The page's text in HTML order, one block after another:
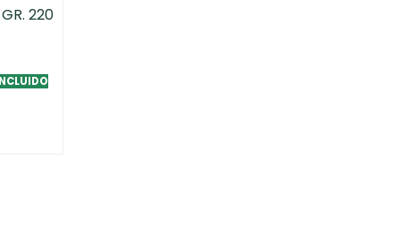
220